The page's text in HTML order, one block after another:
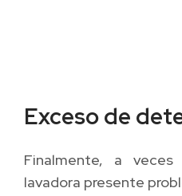
Exceso de
Finalmente, a
lavadora presente